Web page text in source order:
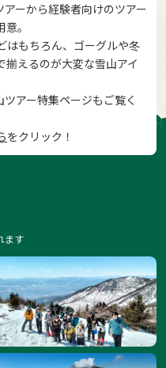
ーから経験者向けのツアー
。
はもちろん、ゴーグルや冬
えるのが大変な雪山アイ
アー特集ページもご覧く
をクリック！
ます